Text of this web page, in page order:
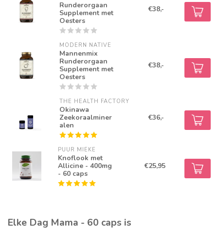
Runderorgaan
Supplement met
Oesters
€38,-
MODERN NATIVE
Mannenmix
Runderorgaan
Supplement met
Oesters
€38,-
THE HEALTH FACTORY
Okinawa
Zeekoraalminer
alen
€36,-
PUUR MIEKE
Knoflook met
Allicine - 400mg
- 60 caps
€25,95
Elke Dag Mama - 60 caps is